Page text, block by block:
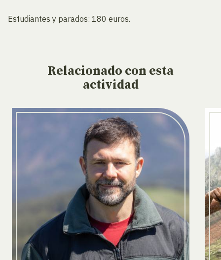
Estudiantes y parados: 180 euros.
Relacionado con esta
actividad